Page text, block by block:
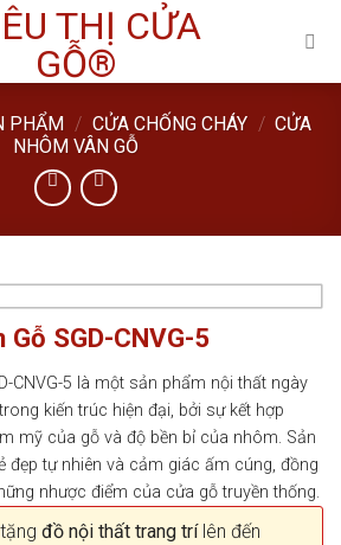
PHẨM / CỬA CHỐNG CHÁY / CỬA
NHÔM VÂN GỖ
Gỗ SGD-CNVG-5
CNVG-5 là một sản phẩm nội thất ngày
kiến trúc hiện đại, bởi sự kết hợp
mỹ của gỗ và độ bền bỉ của nhôm. Sản
đẹp tự nhiên và cảm giác ấm cúng, đồng
nhược điểm của cửa gỗ truyền thống.
đồ nội thất trang trílên đến